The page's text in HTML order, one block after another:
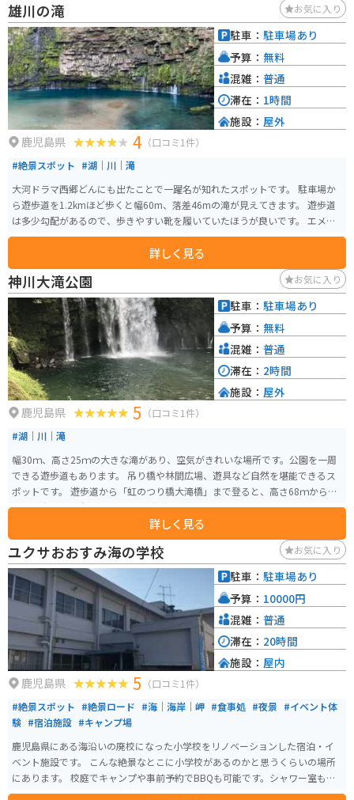
雄川の滝 お気に入り
鹿児島県 4 （口コミ1件）
#絶景スポット #湖｜川｜滝
大河ドラマ西郷どんにも出たことで一躍名が知れたスポットです。 駐車場か
ら遊歩道を1.2kmほど歩くと幅60m、落差46mの滝が見えてきます。 遊歩道
は多少勾配があるので、歩きやすい靴を履いていたほうが良いです。 エメラ
ルドグリーンの滝つぼはとても綺麗で、歩いているだけで癒されます。
詳しく見る
駐車： 駐車場あり
予算： 無料
混雑： 普通
滞在： 1時間
施設： 屋外
神川大滝公園 お気に入り
鹿児島県 5 （口コミ1件）
#湖｜川｜滝
幅30ｍ、高さ25ｍの大きな滝があり、空気がきれいな場所です。公園を一周
できる遊歩道もあります。 吊り橋や林間広場、遊具など自然を堪能できるス
ポットです。 遊歩道から「虹のつり橋大滝橋」まで登ると、高さ68ｍからの
絶景が広がり、全長130ｍの空中散歩が楽しめます。 休日はライダーだけで
なく、家族連れで賑わっています。詳しく見る
駐車： 駐車場あり
予算： 無料
混雑： 普通
滞在： 2時間
施設： 屋外
ユクサおおすみ海の学校 お気に入り
鹿児島県 5 （口コミ1件）
#絶景スポット #絶景ロード #海｜海岸｜岬 #食事処 #夜景 #イベント体
験 #宿泊施設 #キャンプ場
鹿児島県にある海沿いの廃校になった小学校をリノベーションした宿泊・イ
ベント施設です。 こんな絶景なとこに小学校があるのかと思うくらいの場所
にあります。 校庭でキャンプや事前予約でBBQも可能です。シャワー室も完
備していてアメニティも充実してます。 また教室をドミトリーにリノベーシ
駐車： 駐車場あり
予算： 10000円
混雑： 普通
滞在： 20時間
施設： 屋内